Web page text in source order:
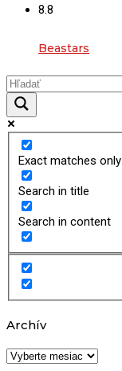
8.8
Beastars
Exact matches only
Search in title
Search in content
Archív
Archív